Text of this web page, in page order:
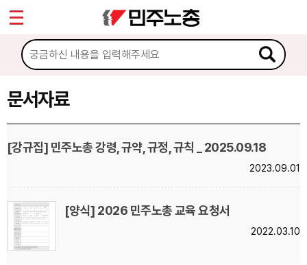
문서자료
[강규집] 민주노총 강령, 규약, 규정, 규칙 _ 2025.09.18
2023.09.01
[양식] 2026 민주노총 교육 요청서
2022.03.10
마이페이지
소개
소식
문서자료
이미지자료
Sketchbook5, 스케치북5
Sketchbook5, 스케치북5